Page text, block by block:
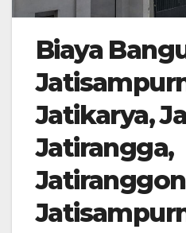
Biaya
Jatikarya,
Jatirangga,